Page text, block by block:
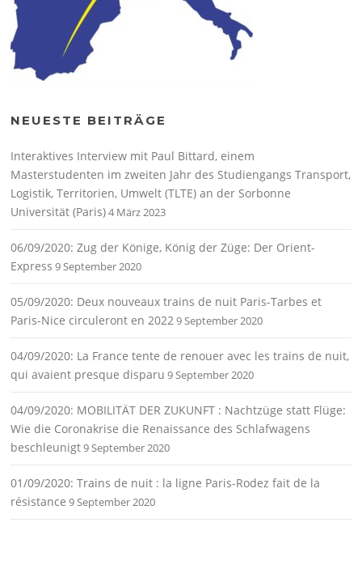
NEUESTE BEITRÄGE
Interaktives Interview mit Paul Bittard, einem
Masterstudenten im zweiten Jahr des Studiengangs Transport,
Logistik, Territorien, Umwelt (TLTE) an der Sorbonne
Universität (Paris)4 März 2023
06/09/2020: Zug der Könige, König der Züge: Der Orient-
Express 9 September 2020
05/09/2020: Deux nouveaux trains de nuit Paris-Tarbes et
Paris-Nice circuleront en 2022 9 September 2020
04/09/2020: La France tente de renouer avec les trains de nuit,
qui avaient presque disparu 9 September 2020
04/09/2020: MOBILITÄT DER ZUKUNFT : Nachtzüge statt Flüge:
Wie die Coronakrise die Renaissance des Schlafwagens
beschleunigt9 September 2020
01/09/2020: Trains de nuit : la ligne Paris-Rodez fait de la
résistance 9 September 2020